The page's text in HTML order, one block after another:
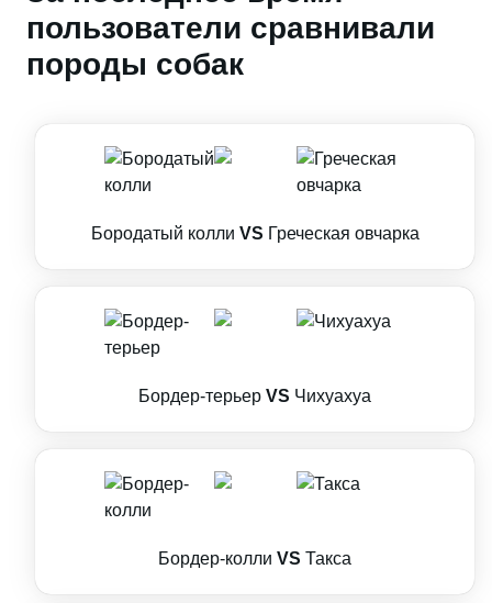
пользователи сравнивали
породы собак
Бородатый колли VS Греческая овчарка
Бордер-терьер VS Чихуахуа
Бордер-колли VS Такса